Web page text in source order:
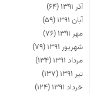
آذر ۱۳۹۱
(۶۴)
آبان ۱۳۹۱
(۵۹)
مهر ۱۳۹۱
(۷۶)
شهریور ۱۳۹۱
(۷۹)
مرداد ۱۳۹۱
(۱۳۴)
تیر ۱۳۹۱
(۱۳۷)
خرداد ۱۳۹۱
(۱۲۴)